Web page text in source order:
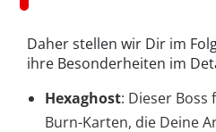
Daher stellen wir Dir im
ihre Besonderheiten im
Hexaghost: Dieser Boss
Burn-Karten, die Deine